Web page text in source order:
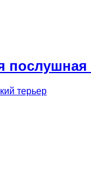
терьер